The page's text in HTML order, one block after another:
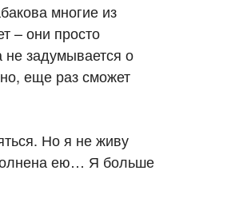
многие из
– они просто
не задумывается о
еще раз сможет
Но я не живу
ею… Я больше